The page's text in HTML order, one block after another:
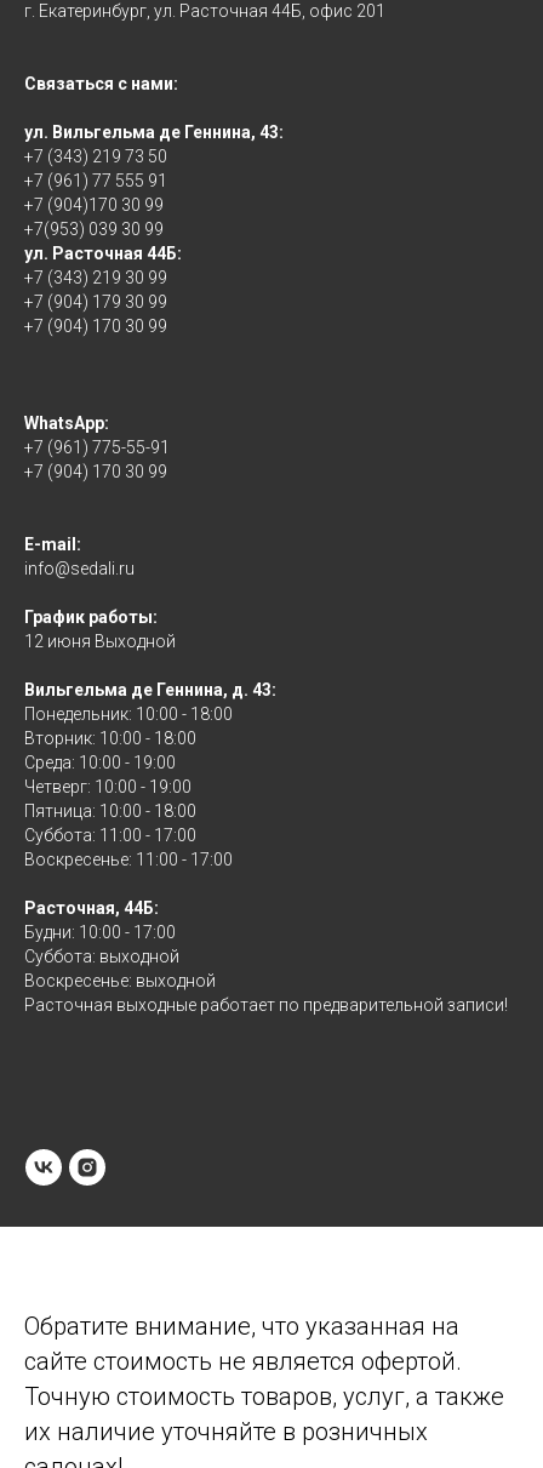
г. Екатеринбург, ул. Расточная 44Б, офис 201
Связаться с нами:
ул. Вильгельма де Геннина, 43:
+7 (343) 219 73 50
+7 (961) 77 555 91
+7 (904)170 30 99
+7(953) 039 30 99
ул. Расточная 44Б:
+7 (343) 219 30 99
+7 (904) 179 30 99
+7 (904) 170 30 99
WhatsApp:
+7 (961) 775-55-91
+7 (904) 170 30 99
E-mail:
info@sedali.ru
График работы:
12 июня Выходной
Вильгельма де Геннина, д. 43:
Понедельник: 10:00 - 18:00
Вторник: 10:00 - 18:00
Среда: 10:00 - 19:00
Четверг: 10:00 - 19:00
Пятница: 10:00 - 18:00
Суббота: 11:00 - 17:00
Воскресенье: 11:00 - 17:00
Расточная, 44Б:
Будни: 10:00 - 17:00
Суббота: выходной
Воскресенье: выходной
Расточная выходные работает по предварительной записи!
Обратите внимание, что указанная на
сайте стоимость не является офертой.
Точную стоимость товаров, услуг, а также
их наличие уточняйте в розничных